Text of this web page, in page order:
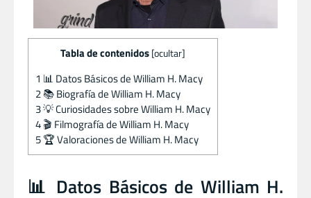
Tabla de contenidos [ocultar]
1 📊 Datos Básicos de William H. Macy
2📚 Biografía de William H. Macy
3💡 Curiosidades sobre William H. Macy
4🎬 Filmografía de William H. Macy
5🏆 Valoraciones de William H. Macy
📊 Datos Básicos de William H.